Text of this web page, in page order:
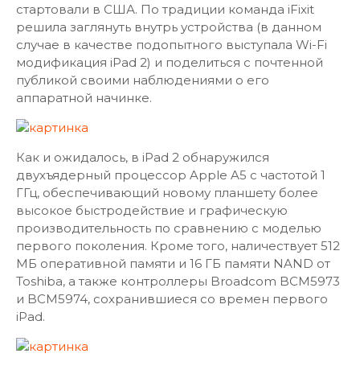
стартовали в США. По традиции команда iFixit
решила заглянуть внутрь устройства (в данном
случае в качестве подопытного выступала Wi-Fi
модификация iPad 2) и поделиться с почтенной
публикой своими наблюдениями о его
аппаратной начинке.
Как и ожидалось, в iPad 2 обнаружился
двухъядерный процессор Apple A5 с частотой 1
ГГц, обеспечивающий новому планшету более
высокое быстродействие и графическую
производительность по сравнению с моделью
первого поколения. Кроме того, наличествует 512
МБ оперативной памяти и 16 ГБ памяти NAND от
Toshiba, а также контроллеры Broadcom BCM5973
и BCM5974, сохранившиеся со времен первого
iPad.